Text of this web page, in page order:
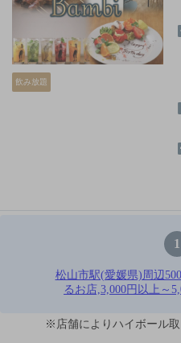
飲み放題
1
松山市駅(愛媛県)周辺
るお店,3,000円以上～
※店舗によりハイボール取